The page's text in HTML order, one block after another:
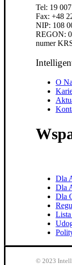
Tel: 19 007
Fax: +48
NIP: 108
REGON:
numer
O
Dla
Dla
Dla
© 2023